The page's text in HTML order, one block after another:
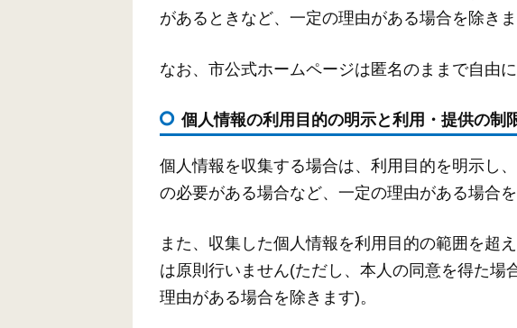
があるときなど、一定の理由がある場合を除きま
なお、市公式ホームページは匿名のままで自由
個人情報の利用目的の明示と利用・提供の制
個人情報を収集する場合は、利用目的を明示し
の必要がある場合など、一定の理由がある場合を
また、収集した個人情報を利用目的の範囲を超
は原則行いません(ただし、本人の同意を得た
理由がある場合を除きます)。